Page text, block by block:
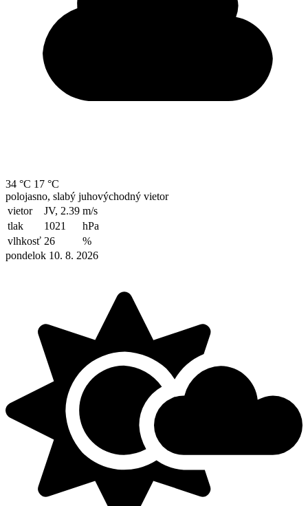
34 °C 17 °C
polojasno, slabý juhovýchodný vietor
vietor
JV, 2.39 m/s
tlak
1021
hPa
vlhkosť 26
%
pondelok 10. 8. 2026